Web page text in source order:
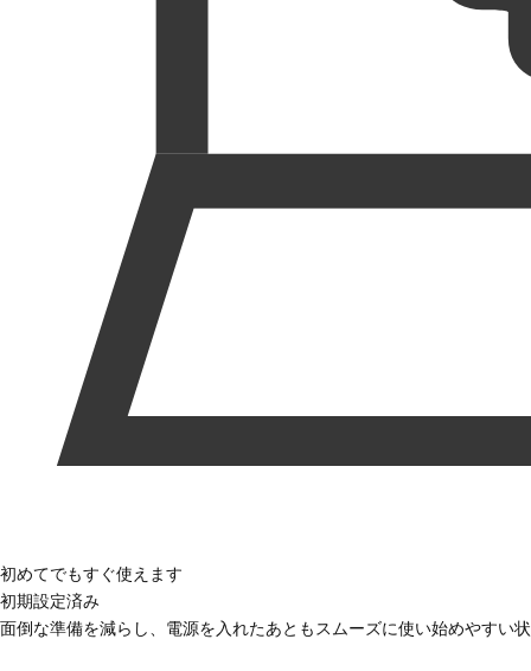
初めてでもすぐ使えます
初期設定済み
面倒な準備を減らし、電源を入れたあともスムーズに使い始めやすい